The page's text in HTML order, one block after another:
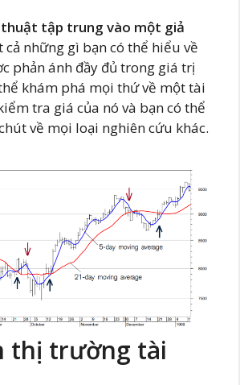
tập trung vào một giả
cả những gì bạn có thể hiểu về
phản ánh đầy đủ trong giá trị
khám phá mọi thứ về một tài
tra giá của nó và bạn có thể
về mọi loại nghiên cứu khác.
thị trường tài